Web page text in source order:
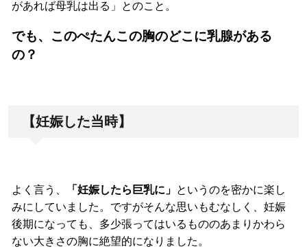
があれば母乳は出る」とのこと。
でも、このぺたんこの胸のどこに乳腺がある
の？
【妊娠した当時】
よく言う、 「妊娠したら巨乳に」 というのを密かに楽し
みにしていました。ですがそんな思いもむなしく、妊娠
後期になっても、多少張ってはいるもののあまりかわら
ない大きさの胸に絶望的になりました。